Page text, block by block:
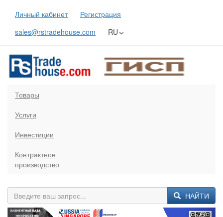
Личный кабинет
Регистрация
sales@rstradehouse.com
RU
Товары
Услуги
Инвестиции
Контрактное
производство
НАЙТИ
Previous Next